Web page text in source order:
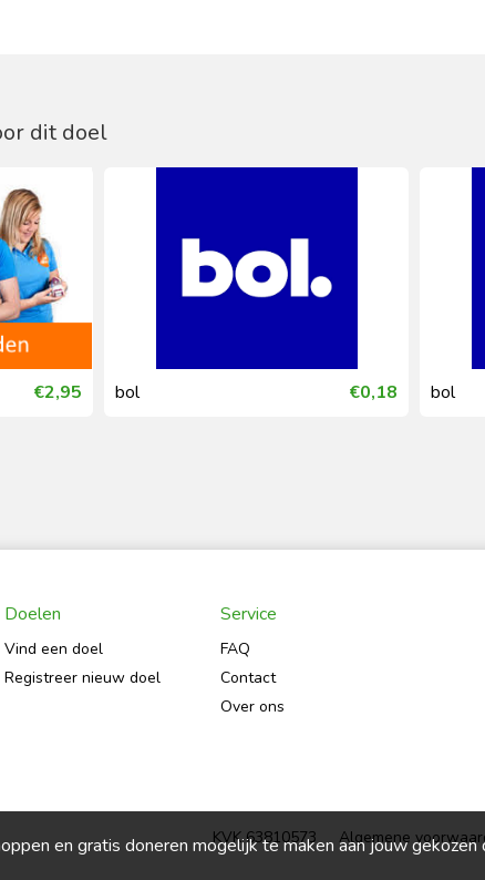
dit doel
€2,95 bol €0,18 bol
Doelen
Vind een doel
Registreer nieuw doel
Service
FAQ
Contact
Over ons
KVK 63810573 Algemene
en gratis doneren mogelijk te maken aan jouw